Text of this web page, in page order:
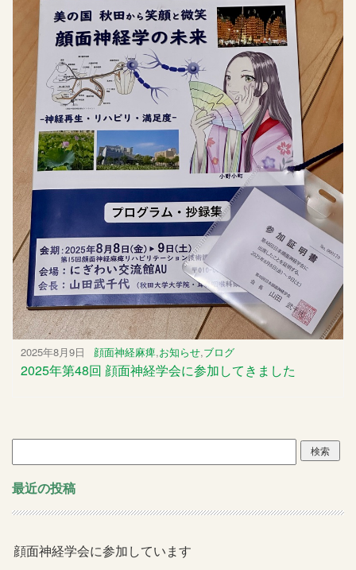
2025年8月9日 顔面神経麻痺,お知らせ,ブログ
2025年第48回 顔面神経学会に参加してきました
検
最近の投稿
顔面神経学会に参加しています